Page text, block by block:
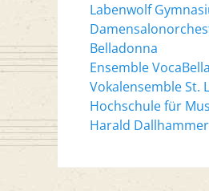
Labenwolf
Belladonna
Ensemble VocaBella
Vokalensemble St.
Hochschule für
Harald Dallhammer